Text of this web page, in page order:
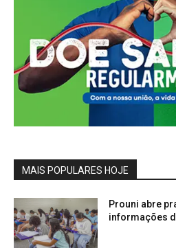
MAIS POPULARES HOJE
Prouni abre
informações